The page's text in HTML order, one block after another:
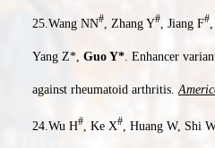
25.Wang NN# , Zhang Y# , Jiang F#
Yang Z*, Guo Y* . Enhancer
against rheumatoid arthritis.
24.Wu H# , Ke X# , Huang W, Shi